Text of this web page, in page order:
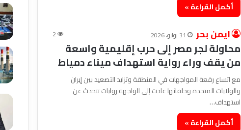
أكمل القراءة »
ايمن بحر 31 يوليو، 2026 2
محاولة لجر مصر إلى حرب إقليمية واسعة
من يقف وراء رواية استهداف ميناء دمياط
مع اتساع رقعة المواجهات في المنطقة وتزايد التصعيد بين إيران
والولايات المتحدة وحلفائها عادت إلى الواجهة روايات تتحدث عن
استهداف…
أكمل القراءة »